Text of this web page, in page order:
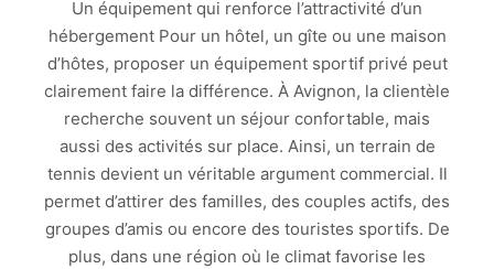
Un équipement qui renforce l’attractivité d’un
hébergement Pour un hôtel, un gîte ou une maison
d’hôtes, proposer un équipement sportif privé peut
clairement faire la différence. À Avignon, la clientèle
recherche souvent un séjour confortable, mais
aussi des activités sur place. Ainsi, un terrain de
tennis devient un véritable argument commercial. Il
permet d’attirer des familles, des couples actifs, des
groupes d’amis ou encore des touristes sportifs. De
plus, dans une région où le climat favorise les